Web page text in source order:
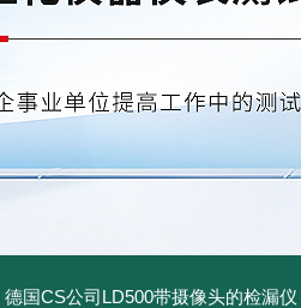
德国CS公司LD500带摄像头的检漏仪